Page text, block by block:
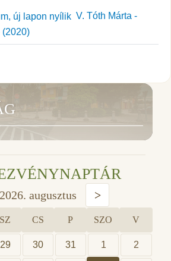
V. Tóth Márta -
(2020)
2026. augusztus >
SZ CS P SZO V
29 30 31 1 2